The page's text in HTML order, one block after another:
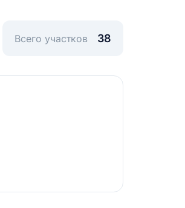
Всего участков 38